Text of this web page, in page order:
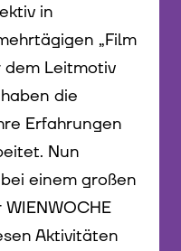
in
„Film
dem Leitmotiv
die
Erfahrungen
Nun
einem großen
Aktivitäten